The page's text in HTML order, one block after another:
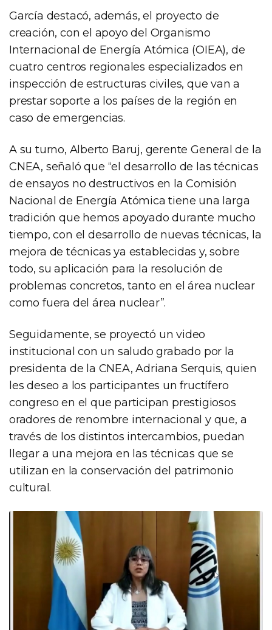
García destacó, además, el proyecto de
creación, con el apoyo del Organismo
Internacional de Energía Atómica (OIEA), de
cuatro centros regionales especializados en
inspección de estructuras civiles, que van a
prestar soporte a los países de la región en
caso de emergencias.
A su turno, Alberto Baruj, gerente General de la
CNEA, señaló que “el desarrollo de las técnicas
de ensayos no destructivos en la Comisión
Nacional de Energía Atómica tiene una larga
tradición que hemos apoyado durante mucho
tiempo, con el desarrollo de nuevas técnicas, la
mejora de técnicas ya establecidas y, sobre
todo, su aplicación para la resolución de
problemas concretos, tanto en el área nuclear
como fuera del área nuclear”.
Seguidamente, se proyectó un video
institucional con un saludo grabado por la
presidenta de la CNEA, Adriana Serquis, quien
les deseo a los participantes un fructífero
congreso en el que participan prestigiosos
oradores de renombre internacional y que, a
través de los distintos intercambios, puedan
llegar a una mejora en las técnicas que se
utilizan en la conservación del patrimonio
cultural.